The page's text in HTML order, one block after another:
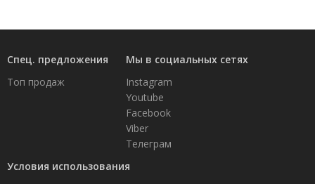
Спец. предложения
Топ продаж
Мы в социальных сетях
Instagram
Youtube
Facebook
Viber
Телеграм
Условия использования